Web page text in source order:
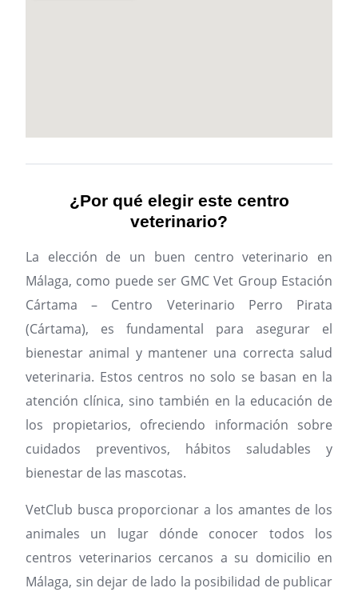
¿Por qué elegir este centro
veterinario?
La elección de un buen centro veterinario en
Málaga, como puede ser GMC Vet Group Estación
Cártama – Centro Veterinario Perro Pirata
(Cártama), es fundamental para asegurar el
bienestar animal y mantener una correcta salud
veterinaria. Estos centros no solo se basan en la
atención clínica, sino también en la educación de
los propietarios, ofreciendo información sobre
cuidados preventivos, hábitos saludables y
bienestar de las mascotas.
VetClub busca proporcionar a los amantes de los
animales un lugar dónde conocer todos los
centros veterinarios cercanos a su domicilio en
Málaga, sin dejar de lado la posibilidad de publicar